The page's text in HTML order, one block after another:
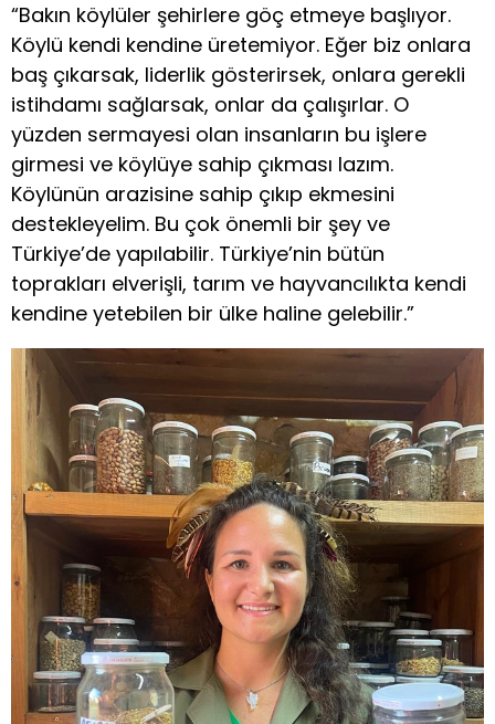
“Bakın köylüler şehirlere göç etmeye başlıyor.
Köylü kendi kendine üretemiyor. Eğer biz onlara
baş çıkarsak, liderlik gösterirsek, onlara gerekli
istihdamı sağlarsak, onlar da çalışırlar. O
yüzden sermayesi olan insanların bu işlere
girmesi ve köylüye sahip çıkması lazım.
Köylünün arazisine sahip çıkıp ekmesini
destekleyelim. Bu çok önemli bir şey ve
Türkiye’de yapılabilir. Türkiye’nin bütün
toprakları elverişli, tarım ve hayvancılıkta kendi
kendine yetebilen bir ülke haline gelebilir.”